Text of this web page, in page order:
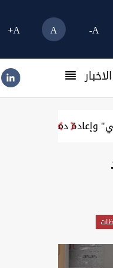
A-
A
A+
مشتركاً للجميع